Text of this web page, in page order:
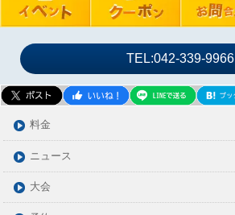
2024年04月
2024年03月
2024年02月
2024年01月
2023年12月
2023年11月
2023年10月
2023年09月
2023年08月
TEL:042-339-9966
料金
ニュース
大会